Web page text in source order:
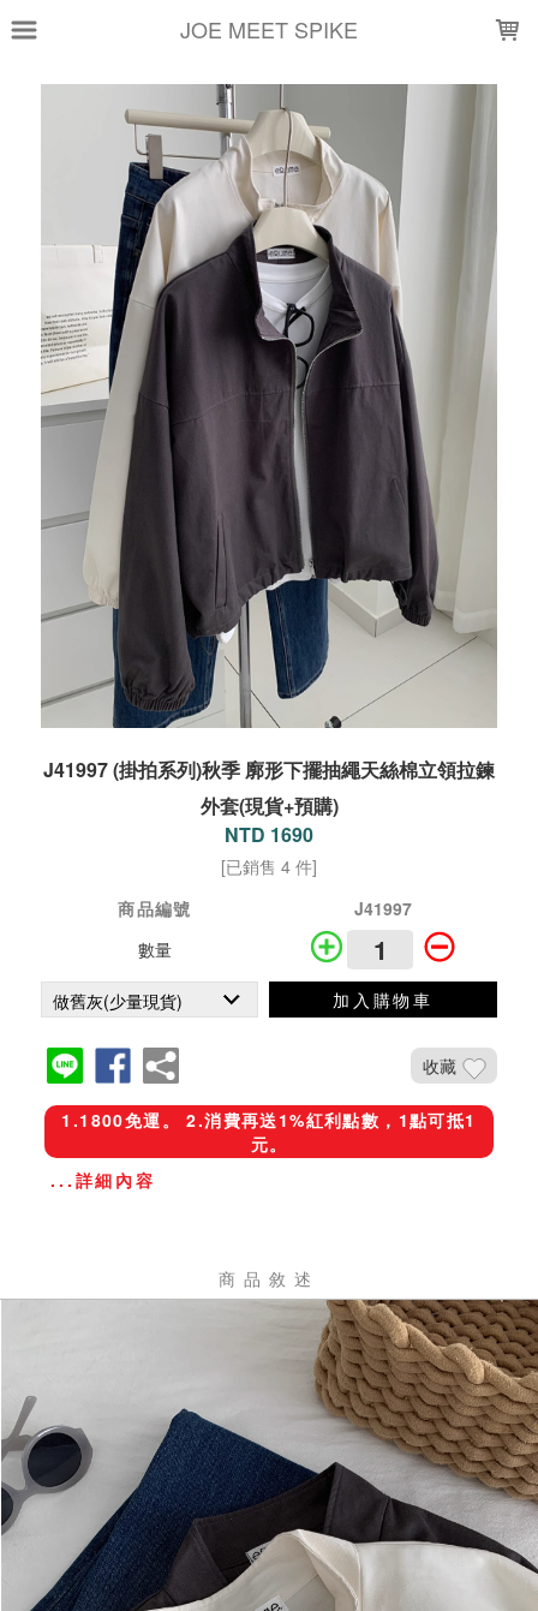
JOE MEET SPIKE
J41997 (掛拍系列)秋季 廓形下擺抽繩天絲棉立領拉鍊
外套(現貨+預購)
NTD 1690
[已銷售 4 件]
商品編號
J41997
數量
加入購物車
收藏
1.1800免運。 2.消費再送1%紅利點數，1點可抵1
元。
...詳細內容
商品敘述